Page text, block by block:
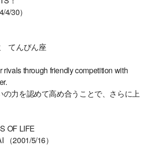
30）
んびん座
rivals through friendly competition with
の力を認めて高め合うことで、さらに上
OF LIFE
2001/5/16）